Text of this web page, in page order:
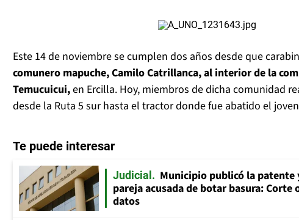
Este 14 de noviembre se cumplen dos años desde que
comunero mapuche, Camilo Catrillanca, al interior de la
Temucuicui,en Ercilla. Hoy, miembros de dicha comunidad
desde la Ruta 5 sur hasta el tractor donde fue abatido el
Te puede interesar
Judicial
Municipio publicó la patente
pareja acusada de botar basura: Corte
datos